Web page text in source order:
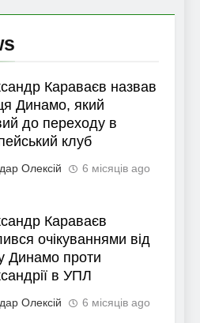
Караваєв назвав
Динамо, який
до переходу в
клуб
Олексій 6 місяців ago
Караваєв
очікуваннями від
Динамо проти
в УПЛ
Олексій 6 місяців ago